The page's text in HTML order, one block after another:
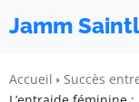
Jamm
Accueil
Succès